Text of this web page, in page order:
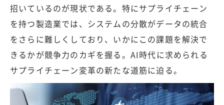
招いているのが現状である。特にサプライチェーン
を持つ製造業では、システムの分散がデータの統合
をさらに難しくしており、いかにこの課題を解決で
きるかが競争力のカギを握る。AI時代に求められる
サプライチェーン変革の新たな道筋に迫る。